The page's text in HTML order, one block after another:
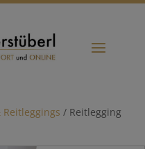
Reitleggings / Reitlegging